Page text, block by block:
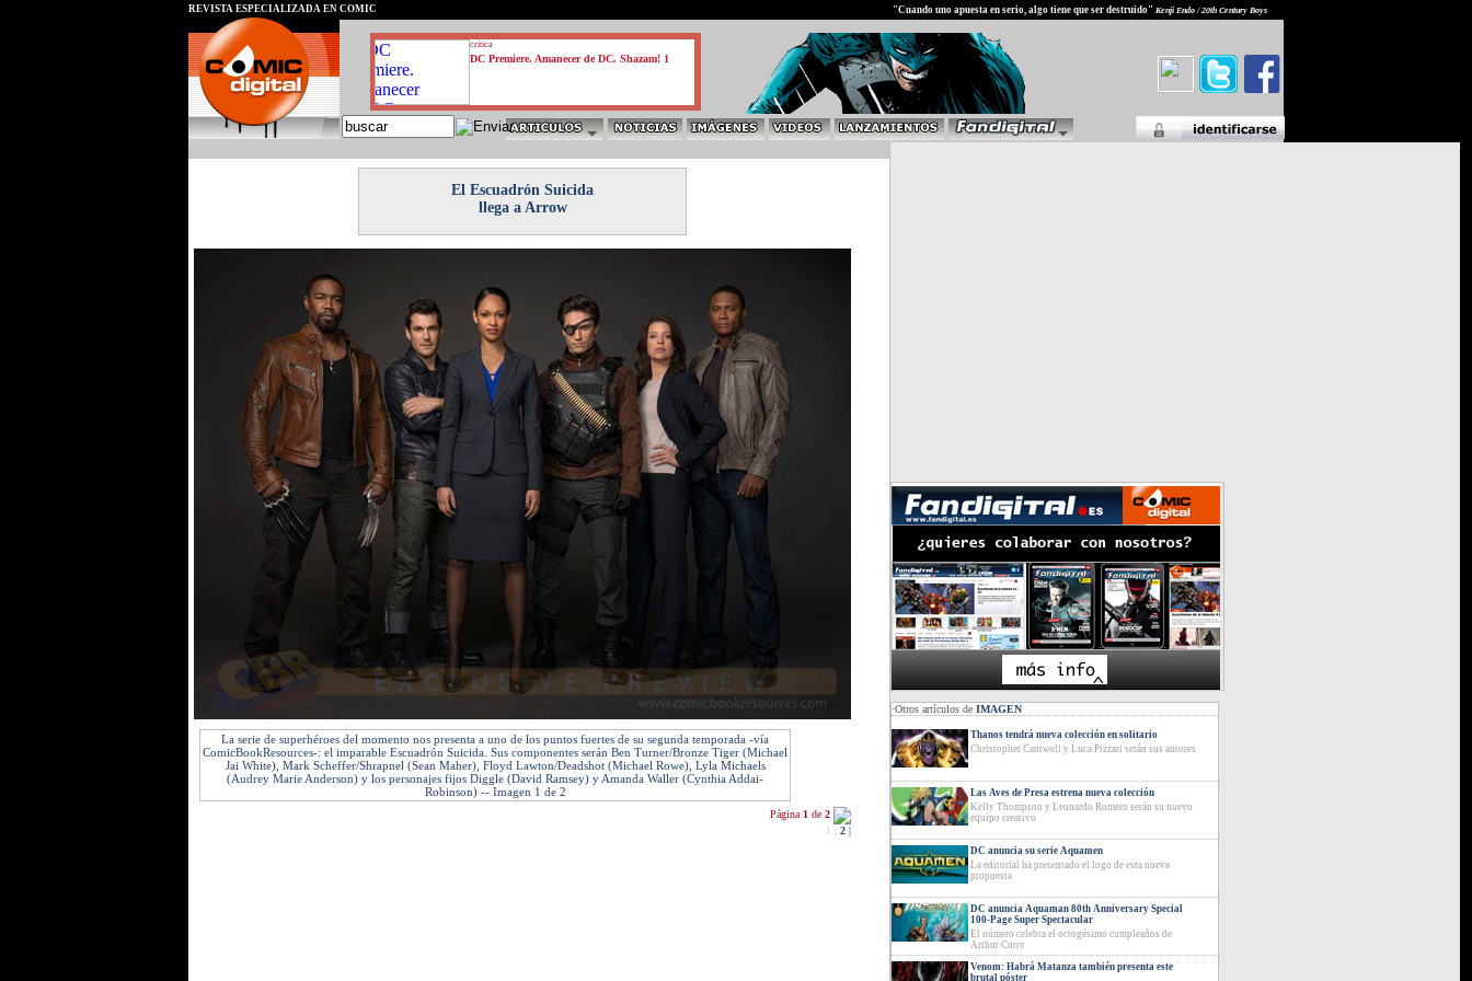
critica
DC Premiere. Amanecer de DC. Shazam! 1
REVISTA ESPECIALIZADA EN CÓMIC "Cuando uno apuesta en serio, algo tiene que ser destruido" Kenji Endo / 20th Century Boys
El Escuadrón Suicida
llega a Arrow
La serie de superhéroes del momento nos presenta a uno de los puntos fuertes de su segunda temporada -vía
ComicBookResources-: el imparable Escuadrón Suicida. Sus componentes serán Ben Turner/Bronze Tiger (Michael
Jai White), Mark Scheffer/Shrapnel (Sean Maher), Floyd Lawton/Deadshot (Michael Rowe), Lyla Michaels
(Audrey Marie Anderson) y los personajes fijos Diggle (David Ramsey) y Amanda Waller (Cynthia Addai-
Robinson) -- Imagen 1 de 2
Página 1 de 2
1
2 |
·Otros artículos de IMAGEN
Thanos tendrá nueva colección en solitario
Christopher Cantwell y Luca Pizzari serán sus autores
Las Aves de Presa estrena nueva colección
Kelly Thompson y Leonardo Romero serán su nuevo
equipo creativo
DC anuncia su serie Aquamen
La editorial ha presentado el logo de esta nueva
propuesta
DC anuncia Aquaman 80th Anniversary Special
100-Page Super Spectacular
El número celebra el octogésimo cumpleaños de
Arthur Curry
Venom: Habrá Matanza también presenta este
brutal póster